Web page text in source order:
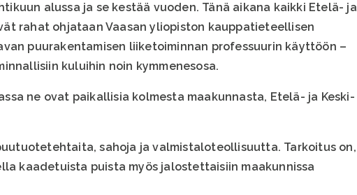
alussa ja se kestää vuoden. Tänä aikana kaikki Etelä- ja
rahat ohjataan Vaasan yliopiston kauppatieteellisen
puurakentamisen liiketoiminnan professuurin käyttöön –
kuluihin noin kymmenesosa.
ne ovat paikallisia kolmesta maakunnasta, Etelä- ja Keski-
sahoja ja valmistaloteollisuutta. Tarkoitus on,
kaadetuista puista myös jalostettaisiin maakunnissa